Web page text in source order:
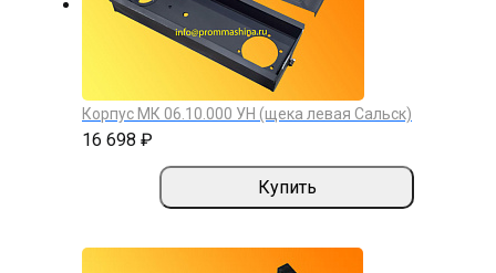
Корпус МК 06.10.000 УН (щека левая Сальск)
16 698 ₽
Купить